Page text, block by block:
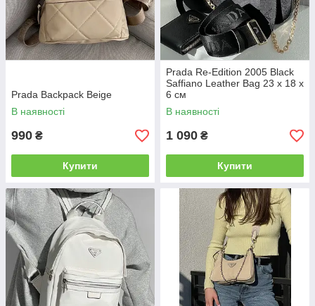
Prada Backpack Beige
В наявності
990 ₴
Купити
Prada Re-Edition 2005 Black
Saffiano Leather Bag 23 х 18 х
6 см
В наявності
1 090 ₴
Купити